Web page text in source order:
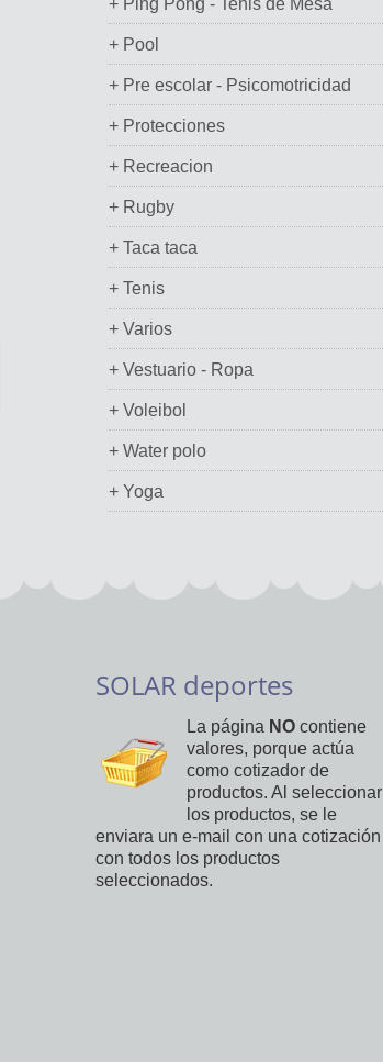
+ Ping Pong - Tenis de Mesa
+ Pool
+ Pre escolar - Psicomotricidad
+ Protecciones
+ Recreacion
+ Rugby
+ Taca taca
+ Tenis
+ Varios
+ Vestuario - Ropa
+ Voleibol
+ Water polo
+ Yoga
SOLAR deportes
La página NO contiene
valores, porque actúa
como cotizador de
productos. Al seleccionar
los productos, se le
enviara un e-mail con una cotización
con todos los productos
seleccionados.